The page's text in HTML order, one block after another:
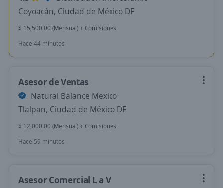
Coyoacán, Ciudad de México DF
$ 15,500.00 (Mensual) + Comisiones
Hace 44 minutos
Asesor de Ventas
Natural Balance Mexico
Tlalpan, Ciudad de México DF
$ 12,000.00 (Mensual) + Comisiones
Hace 59 minutos
Asesor Comercial L a V